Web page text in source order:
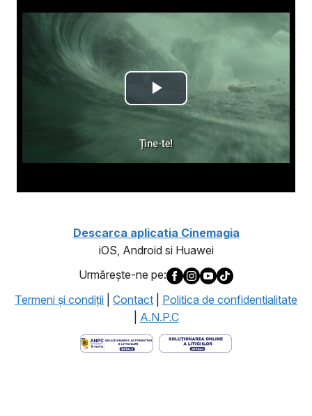
Descarca aplicatia Cinemagia
iOS, Android si Huawei
Urmăreşte-ne pe:
Termeni şi condiţii
Contact
Politica de confidentialitate
A.N.P.C